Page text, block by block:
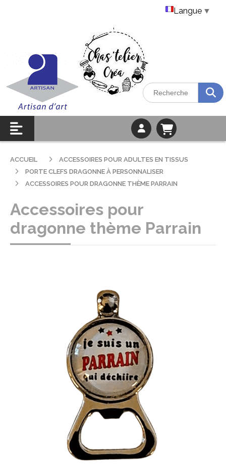
ACCUEIL
ACCESSOIRES POUR ADULTES EN TISSUS
PORTE CLEFS DRAGONNE À PERSONNALISER
ACCESSOIRES POUR DRAGONNE THÈME PARRAIN
Accessoires pour
dragonne thème Parrain
Langue ▼